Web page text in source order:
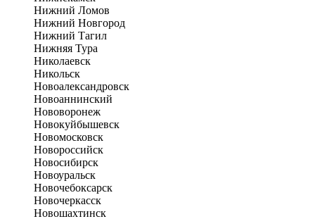
Нижний Ломов
Нижний Новгород
Нижний Тагил
Нижняя Тура
Николаевск
Никольск
Новоалександровск
Новоаннинский
Нововоронеж
Новокуйбышевск
Новомосковск
Новороссийск
Новосибирск
Новоуральск
Новочебоксарск
Новочеркасск
Новошахтинск